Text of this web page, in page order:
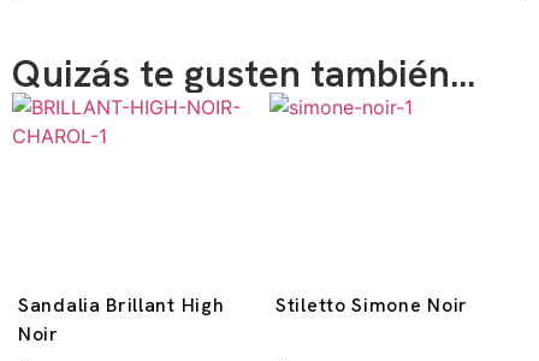
Quizás te gusten también...
Sandalia Brillant High
Noir
Stiletto Simone Noir